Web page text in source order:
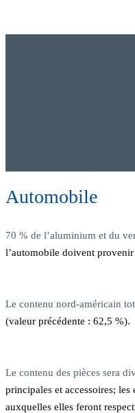
Automobile
70 % de l’aluminium et du
l’automobile doivent
Le contenu nord-américain
(valeur précédente : 62,5 %).
Le contenu des pièces sera
principales et accessoires;
auxquelles elles feront